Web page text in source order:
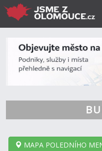
MAPA POLEDNÍHO